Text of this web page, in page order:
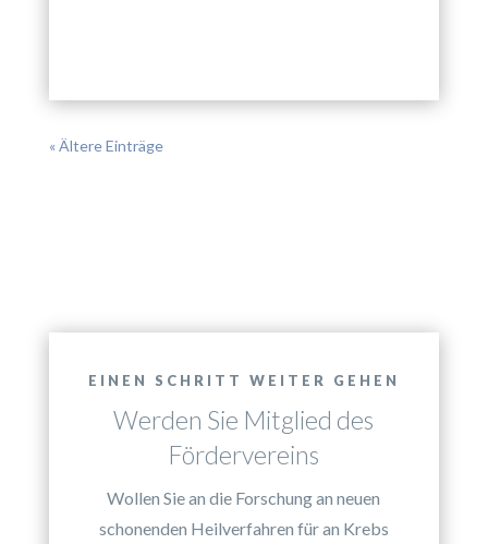
« Ältere Einträge
EINEN SCHRITT WEITER GEHEN
Werden Sie Mitglied des
Fördervereins
Wollen Sie an die Forschung an neuen
schonenden Heilverfahren für an Krebs